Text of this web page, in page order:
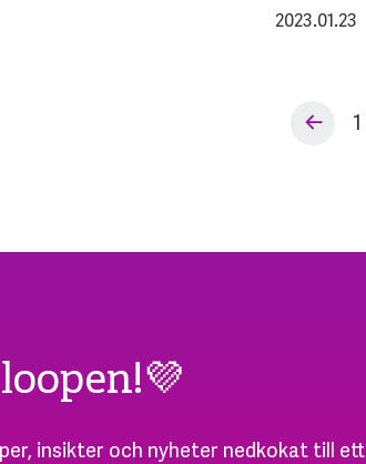
2023.01.23
1
insikter och nyheter nedkokat till ett